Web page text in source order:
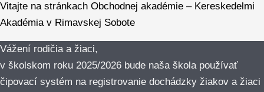
Vitajte na stránkach Obchodnej akadémie – Kereskedelmi
Akadémia v Rimavskej Sobote
Vážení rodičia a žiaci,
v školskom roku 2025/2026 bude naša škola používať
čipovací systém na registrovanie dochádzky žiakov a žiaci